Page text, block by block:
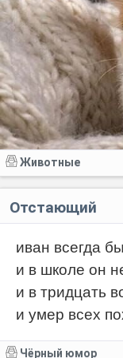
Животные
Отстающий
иван всегда
и в школе он
и в тридцать
и умер всех
Чёрный юмор